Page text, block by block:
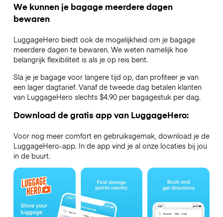
We kunnen je bagage meerdere dagen
bewaren
LuggageHero biedt ook de mogelijkheid om je bagage
meerdere dagen te bewaren. We weten namelijk hoe
belangrijk flexibiliteit is als je op reis bent.
Sla je je bagage voor langere tijd op, dan profiteer je van
een lager dagtarief. Vanaf de tweede dag betalen klanten
van LuggageHero slechts $4.90 per bagagestuk per dag.
Download de gratis app van LuggageHero:
Voor nog meer comfort en gebruiksgemak, download je de
LuggageHero-app. In de app vind je al onze locaties bij jou
in de buurt.